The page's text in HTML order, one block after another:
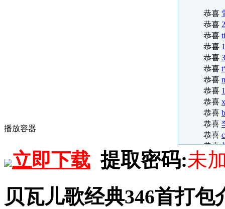
恭喜
恭喜
恭喜
恭喜
恭喜
恭喜
恭喜
恭喜
恭喜
恭喜
恭喜
恭喜
恭喜
恭喜
恭喜
恭喜
恭喜
播放容器
立即下载 提取密码:未
贝瓦儿歌经典346首打包